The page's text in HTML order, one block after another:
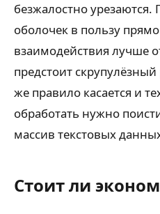
безжалостно урезаются.
оболочек в пользу
взаимодействия лучше
предстоит
же правило касается и
обработать нужно
массив текстовых
Стоит ли